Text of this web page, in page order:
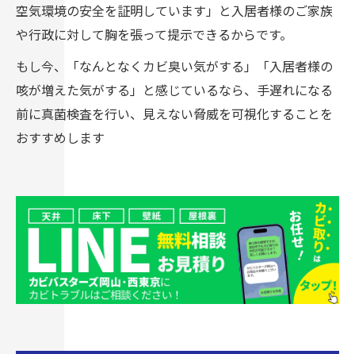
空気環境の安全を証明しています」と入居者様のご家族
や行政に対して胸を張って提示できるからです。
もし今、「なんとなくカビ臭い気がする」「入居者様の
咳が増えた気がする」と感じているなら、手遅れになる
前に真菌検査を行い、見えない脅威を可視化することを
おすすめします